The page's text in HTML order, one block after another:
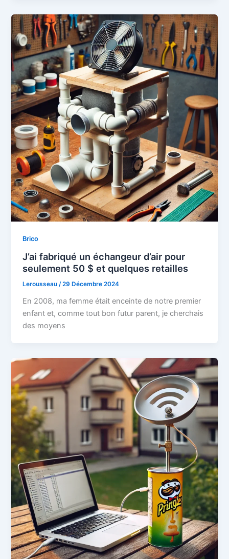
Brico
J’ai fabriqué un échangeur d’air pour
seulement 50 $ et quelques retailles
Lerousseau/29 Décembre 2024
En 2008, ma femme était enceinte de notre premier
enfant et, comme tout bon futur parent, je cherchais
des moyens